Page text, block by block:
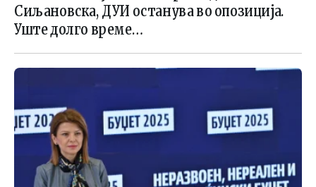
Сиљановска, ДУИ останува во опозиција.
Уште долго време…